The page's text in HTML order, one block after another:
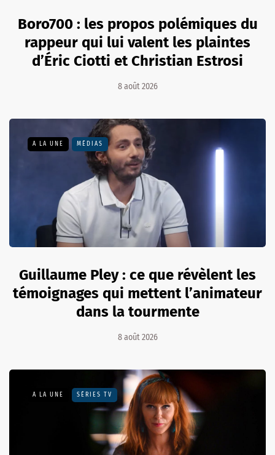
Boro700 : les propos polémiques du
rappeur qui lui valent les plaintes
d’Éric Ciotti et Christian Estrosi
8 août 2026
A LA UNE MÉDIAS
Guillaume Pley : ce que révèlent les
témoignages qui mettent l’animateur
dans la tourmente
8 août 2026
A LA UNE SÉRIES TV